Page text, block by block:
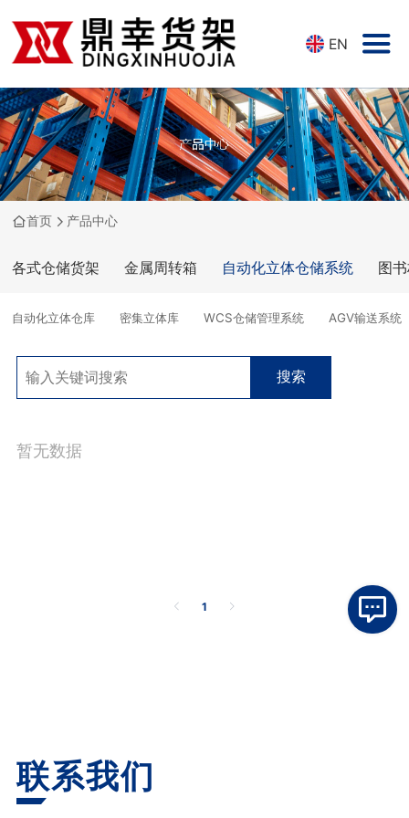
EN
首页 产品中心
各式仓储货架 金属周转箱 自动化立体仓储系统 图
自动化立体仓库 密集立体库 WCS仓储管理系统 AGV输送系统
搜索
暂无数据
1
联系我们